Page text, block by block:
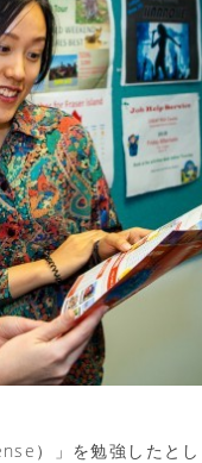
）」を勉強したとし